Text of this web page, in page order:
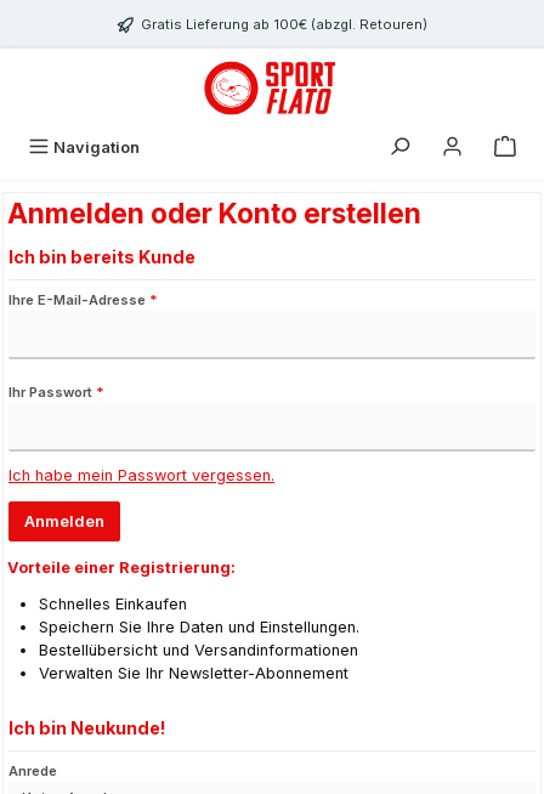
Zum Hauptinhalt springenGratis Lieferung ab 100€ (abzgl. Retouren)
Navigation
Anmelden oder Konto erstellen
Ich bin bereits Kunde
Ihre E-Mail-Adresse *
Ihr Passwort *
Ich habe mein Passwort vergessen.
Anmelden
Vorteile einer Registrierung:
Schnelles Einkaufen
Speichern Sie Ihre Daten und Einstellungen.
Bestellübersicht und Versandinformationen
Verwalten Sie Ihr Newsletter-Abonnement
Ich bin Neukunde!
Persönliche Informationen
Anrede